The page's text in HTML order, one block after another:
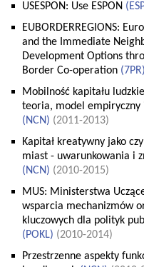
USESPON: Use ESPON (
EUBORDERREGIONS:
and the Immediate
Development Options
Border Co-operation (7PR)
Mobilność kapitału
teoria, model
(NCN) (2011-2013)
Kapitał kreatywny jako
miast - uwarunkowania i
(NCN) (2010-2015)
MUS: Ministerstwa
wsparcia mechanizmów
kluczowych dla polityk
(POKL) (2010-2014)
Przestrzenne aspekty